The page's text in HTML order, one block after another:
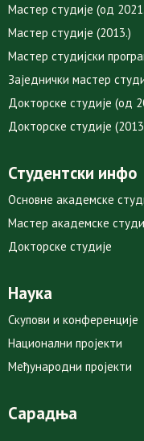
Мастер студије (од
Мастер студије (2013.)
Мастер студијски
Заједнички мастер
Докторске студије (од
Докторске студије
Студентски инфо
Основне академске
Мастер академске
Докторске студије
Наука
Скупови и конференције
Национални пројекти
Међународни пројекти
Сарадња